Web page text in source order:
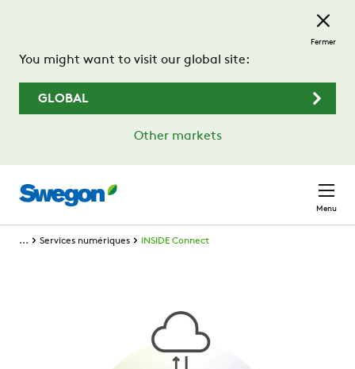
You might want to visit our global site:
GLOBAL
Other markets
Fermer
Menu
... Services numériques INSIDE Connect